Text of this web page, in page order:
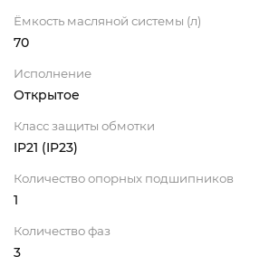
Ёмкость масляной системы (л)
70
Исполнение
Открытое
Класс защиты обмотки
IP21 (IP23)
Количество опорных подшипников
1
Количество фаз
3